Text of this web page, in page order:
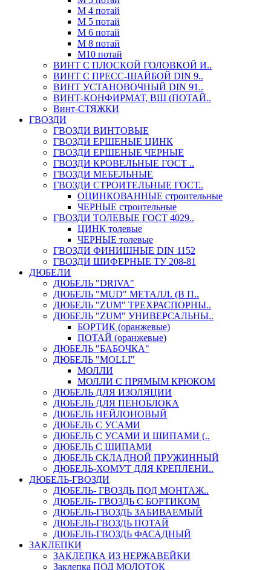
М 4 потай
М 5 потай
М 6 потай
М 8 потай
М10 потай
ВИНТ С ПЛОСКОЙ ГОЛОВКОЙ И..
ВИНТ С ПРЕСС-ШАЙБОЙ DIN 9..
ВИНТ УСТАНОВОЧНЫЙ DIN 91..
ВИНТ-КОНФИРМАТ, ВШ (ПОТАЙ..
Винт-СТЯЖКИ
ГВОЗДИ
ГВОЗДИ ВИНТОВЫЕ
ГВОЗДИ ЕРШЕНЫЕ ЦИНК
ГВОЗДИ ЕРШЕНЫЕ ЧЕРНЫЕ
ГВОЗДИ КРОВЕЛЬНЫЕ ГОСТ ..
ГВОЗДИ МЕБЕЛЬНЫЕ
ГВОЗДИ СТРОИТЕЛЬНЫЕ ГОСТ..
ОЦИНКОВАННЫЕ строительные
ЧЕРНЫЕ строительные
ГВОЗДИ ТОЛЕВЫЕ ГОСТ 4029..
ЦИНК толевые
ЧЕРНЫЕ толевые
ГВОЗДИ ФИНИШНЫЕ DIN 1152
ГВОЗДИ ШИФЕРНЫЕ ТУ 208-81
ДЮБЕЛИ
ДЮБЕЛЬ "DRIVA"
ДЮБЕЛЬ "MUD" МЕТАЛЛ. (В П..
ДЮБЕЛЬ "ZUM" ТРЕХРАСПОРНЫ..
ДЮБЕЛЬ "ZUM" УНИВЕРСАЛЬНЫ..
БОРТИК (оранжевые)
ПОТАЙ (оранжевые)
ДЮБЕЛЬ "БАБОЧКА"
ДЮБЕЛЬ "МOLLI"
МОЛЛИ
МОЛЛИ С ПРЯМЫМ КРЮКОМ
ДЮБЕЛЬ ДЛЯ ИЗОЛЯЦИИ
ДЮБЕЛЬ ДЛЯ ПЕНОБЛОКА
ДЮБЕЛЬ НЕЙЛОНОВЫЙ
ДЮБЕЛЬ С УСАМИ
ДЮБЕЛЬ С УСАМИ И ШИПАМИ (..
ДЮБЕЛЬ С ШИПАМИ
ДЮБЕЛЬ СКЛАДНОЙ ПРУЖИННЫЙ
ДЮБЕЛЬ-ХОМУТ ДЛЯ КРЕПЛЕНИ..
ДЮБЕЛЬ-ГВОЗДИ
ДЮБЕЛЬ- ГВОЗДЬ ПОД МОНТАЖ..
ДЮБЕЛЬ- ГВОЗДЬ С БОРТИКОМ
ДЮБЕЛЬ-ГВОЗДЬ ЗАБИВАЕМЫЙ
ДЮБЕЛЬ-ГВОЗДЬ ПОТАЙ
ДЮБЕЛЬ-ГВОЗДЬ ФАСАДНЫЙ
ЗАКЛЕПКИ
ЗАКЛЕПКА ИЗ НЕРЖАВЕЙКИ
Заклепка ПОД МОЛОТОК